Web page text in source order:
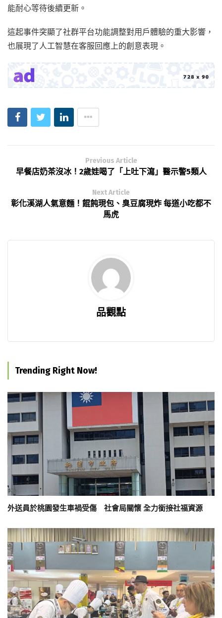
能耐心等待後續更新。
這起事件突顯了社群平台功能調整對用戶體驗的重大影響，
也展現了人工智慧在客服回應上的創意表現。
Previous Article
早餐店奶茶沒冰！2歲娃喝了「上吐下瀉」醫示警5類人
Next Article
彰化溪湖人氣意麵！餛飩現包、臭豆腐現炸 每道小吃都不
馬虎
品觀點
Trending Right Now!
外送員於桃園發生車禍受傷 社會局關懷 全力銜接社福資源